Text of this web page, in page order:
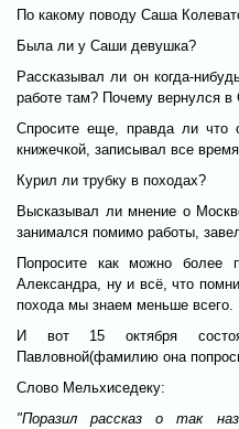
По какому поводу Саша
Была ли у Саши девушка?
Рассказывал ли он когда-
работе там? Почему вернулся в
Спросите еще, правда ли что
книжечкой, записывал все
Курил ли трубку в походах?
Высказывал ли мнение о
занимался помимо работы,
Попросите как можно более
Александра, ну и всё, что
похода мы знаем меньше всего.
И вот 15 октября
Павловной(фамилию она
Слово Мельхиседеку:
"Поразил рассказ о так